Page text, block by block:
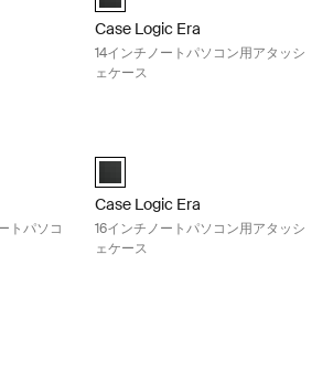
Case Logic Era
14インチノートパソコン用アタッシ
ェケース
Briefcase オブシディアンブラック
トパソコ
Case Logic Era 16" Laptop
Case Logic Era
16インチノートパソコン用アタッシ
ェケース